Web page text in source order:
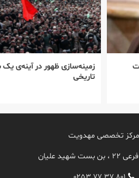
زمینه‌سازی ظهور در آینه‌ی یک
تاریخی
مرکز تخصصی مهدویت
شهید علیان